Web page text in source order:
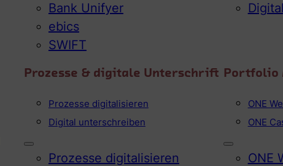
Bank Unifyer
ebics
SWIFT
Prozesse & digitale Unterschrift
Prozesse digitalisieren
Digital unterschreiben
Prozesse digitalisieren
Portfolio
ONE
ONE
ONE